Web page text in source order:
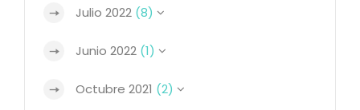
Julio 2022 (8)
Junio 2022 (1)
Octubre 2021 (2)